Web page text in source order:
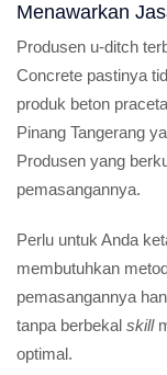
Menawarkan
Produsen u-ditch
Concrete pastinya
produk beton
Pinang Tangerang
Produsen yang
pemasangannya.
Perlu untuk Anda
membutuhkan
pemasangannya
tanpa berbekal skill
optimal.